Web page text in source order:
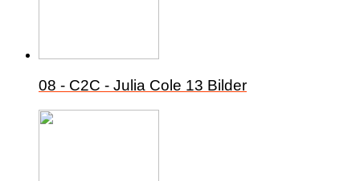
08 - C2C - Julia Cole 13 Bilder